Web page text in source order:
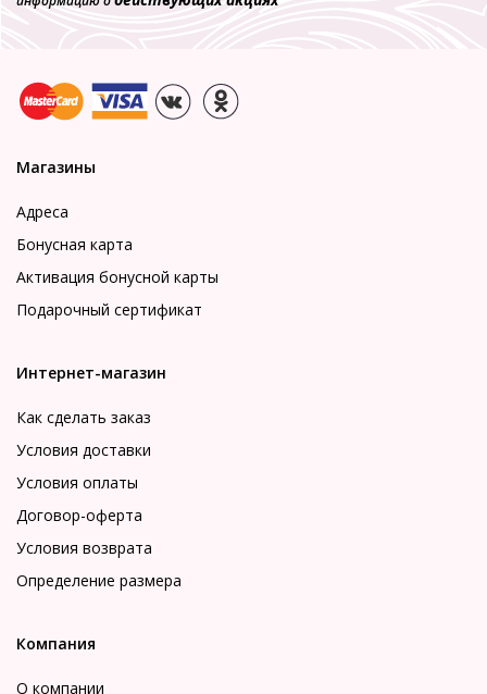
Магазины
Адреса
Бонусная карта
Активация бонусной карты
Подарочный сертификат
Интернет-магазин
Как сделать заказ
Условия доставки
Условия оплаты
Договор-оферта
Условия возврата
Определение размера
Компания
О компании